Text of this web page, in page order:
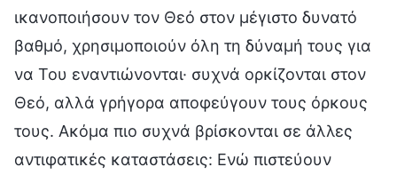
ικανοποιήσουν τον Θεό στον μέγιστο δυνατό
βαθμό, χρησιμοποιούν όλη τη δύναμή τους για
να Του εναντιώνονται· συχνά ορκίζονται στον
Θεό, αλλά γρήγορα αποφεύγουν τους όρκους
τους. Ακόμα πιο συχνά βρίσκονται σε άλλες
αντιφατικές καταστάσεις: Ενώ πιστεύουν